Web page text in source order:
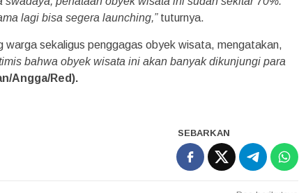
lagi bisa segera launching,”tuturnya.
warga sekaligus penggagas obyek wisata, mengatakan,
bahwa obyek wisata ini akan banyak dikunjungi para
Angga/Red).
SEBARKAN